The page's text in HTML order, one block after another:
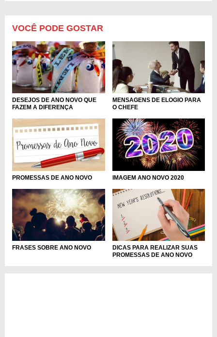
VOCÊ PODE GOSTAR
DESEJOS DE ANO NOVO QUE
FAZEM A DIFERENÇA
MENSAGENS DE ELOGIO PARA
O CHEFE
PROMESSAS DE ANO NOVO IMAGEM ANO NOVO 2020
FRASES SOBRE ANO NOVO
DICAS PARA REALIZAR SUAS
PROMESSAS DE ANO NOVO